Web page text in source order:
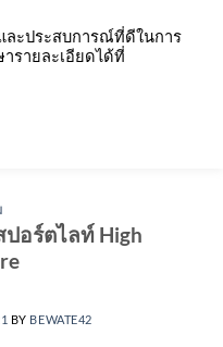
ปอร์ตไลท์ High
BY BEWATE42
ละประสบการณ์ที่ดีในการ
รายละเอียดได้ที่